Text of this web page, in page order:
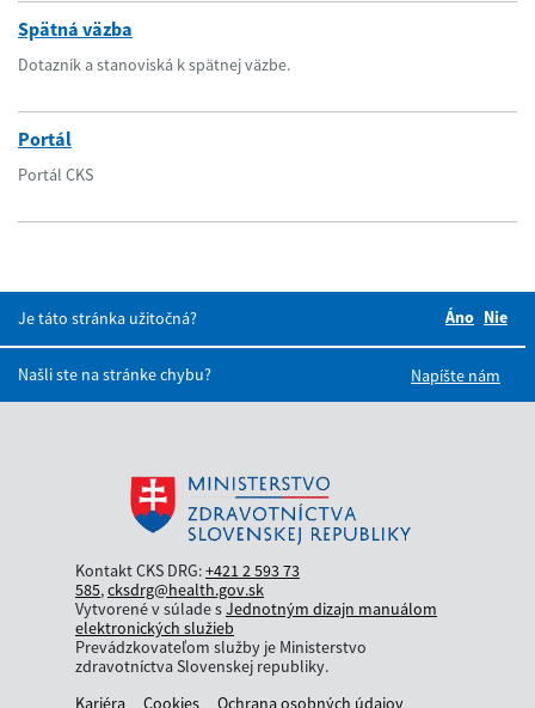
Spätná väzba
Dotazník a stanoviská k spätnej väzbe.
Portál
Portál CKS
Je táto stránka užitočná? Áno Boli
Nie
Našli ste na stránke chybu? Napíšte nám
Kontakt CKS DRG:+421 2 593 73
585,cksdrg@health.gov.sk
Vytvorené v súlade sJednotným dizajn manuálom
elektronických služieb
Prevádzkovateľom služby je Ministerstvo
zdravotníctva Slovenskej republiky.
Kariéra
Cookies Ochrana osobných údajov